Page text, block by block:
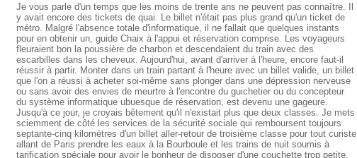
Je vous parle d'un temps que les moins de trente ans ne peuvent pas connaître. Il
y avait encore des tickets de quai. Le billet n'était pas plus grand qu'un ticket de
métro. Malgré l'absence totale d'informatique, il ne fallait que quelques instants
pour en obtenir un, guide Chaix à l'appui et réservation comprise. Les voyageurs
fleuraient bon la poussière de charbon et descendaient du train avec des
escarbilles dans les cheveux. Aujourd'hui, avant d'arriver à l'heure, encore faut-il
réussir à partir. Monter dans un train partant à l'heure avec un billet valide, un billet
que l'on a réussi à acheter soi-même sans plonger dans une dépression nerveuse
ou sans avoir des envies de meurtre à l'encontre du guichetier ou du concepteur
du système informatique ubuesque de réservation, est devenu une gageure.
Jusqu'à ce jour, je croyais bêtement qu'il n'existait plus que deux classes. Je mets
sciemment de côté les services de la sécurité sociale qui remboursent toujours
septante-cinq kilomètres d'un billet aller-retour de troisième classe pour tout curiste
allant de Paris prendre les eaux à la Bourboule et les trains de nuit soumis à
tarification spéciale pour avoir le bonheur de disposer d'une couchette trop petite.